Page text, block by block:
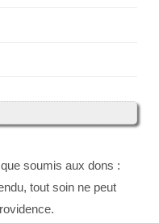
soumis aux dons :
tout soin ne peut